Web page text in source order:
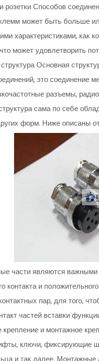
Способов
клемм может быть больше
характеристиками, как
может удовлетворить
Основная
это
разъемы,
сама по себе
форм. Ниже описаны
части являются
контакта и
пар, для того,
частей вставки
крепление и монтажное
ключи, фиксирующие
и так далее.